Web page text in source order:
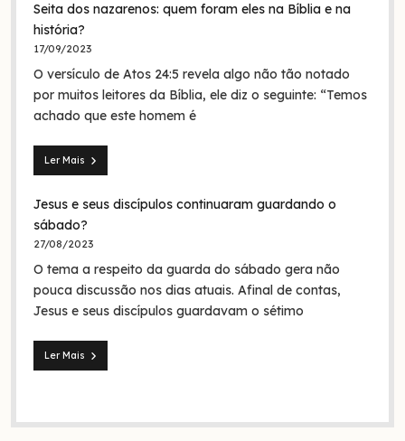
O
batismo
de
era
em
nome
Seita dos nazarenos: quem foram eles na Bíblia e na
história?
17/09/2023
O versículo de Atos 24:5 revela algo não tão notado
por muitos leitores da Bíblia, ele diz o seguinte: “Temos
achado que este homem é
Ler Mais
Seita
nazarenos:
quem
foram
na
Bíblia
Jesus e seus discípulos continuaram guardando o
sábado?
27/08/2023
O tema a respeito da guarda do sábado gera não
pouca discussão nos dias atuais. Afinal de contas,
Jesus e seus discípulos guardavam o sétimo
Ler Mais
Jesus